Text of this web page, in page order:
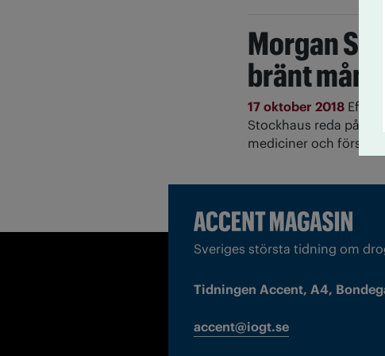
Morgan
bränt
17 oktober 2018 Efter
Stockhaus reda på att
mediciner och
Sveriges största tidning om
Tidningen Accent, A4,
accent@iogt.se